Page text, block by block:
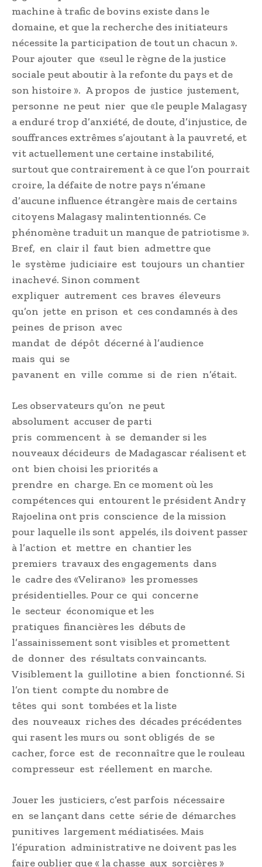
machine à trafic de bovins existe dans le
domaine, et que la recherche des initiateurs
nécessite la participation de tout un chacun ».
Pour ajouter que «seul le règne de la justice
sociale peut aboutir à la refonte du pays et de
son histoire ». A propos de justice justement,
personne ne peut nier que «le peuple Malagasy
a enduré trop d’anxiété, de doute, d’injustice, de
souffrances extrêmes s’ajoutant à la pauvreté, et
vit actuellement une certaine instabilité,
surtout que contrairement à ce que l’on pourrait
croire, la défaite de notre pays n’émane
d’aucune influence étrangère mais de certains
citoyens Malagasy malintentionnés. Ce
phénomène traduit un manque de patriotisme ».
Bref, en clair il faut bien admettre que
le système judiciaire est toujours un chantier
inachevé. Sinon comment
expliquer autrement ces braves éleveurs
qu’on jette en prison et ces condamnés à des
peines de prison avec
mandat de dépôt décerné à l’audience
mais qui se
pavanent en ville comme si de rien n’était.
Les observateurs qu’on ne peut
absolument accuser de parti
pris commencent à se demander si les
nouveaux décideurs de Madagascar réalisent et
ont bien choisi les priorités a
prendre en charge. En ce moment où les
compétences qui entourent le président Andry
Rajoelina ont pris conscience de la mission
pour laquelle ils sont appelés, ils doivent passer
à l’action et mettre en chantier les
premiers travaux des engagements dans
le cadre des «Velirano» les promesses
présidentielles. Pour ce qui concerne
le secteur économique et les
pratiques financières les débuts de
l’assainissement sont visibles et promettent
de donner des résultats convaincants.
Visiblement la guillotine a bien fonctionné. Si
l’on tient compte du nombre de
têtes qui sont tombées et la liste
des nouveaux riches des décades précédentes
qui rasent les murs ou sont obligés de se
cacher, force est de reconnaître que le rouleau
compresseur est réellement en marche.
Jouer les justiciers, c’est parfois nécessaire
en se lançant dans cette série de démarches
punitives largement médiatisées. Mais
l’épuration administrative ne doivent pas les
faire oublier que « la chasse aux sorcières »